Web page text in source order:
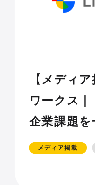
【メディ
ワークス
企業課題を
県が挑む、
メディア掲載